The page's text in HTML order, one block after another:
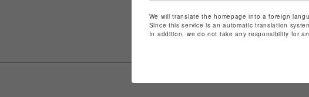
We will translate the homepage into a foreign
Since this service is an automatic translation
In addition, we do not take any responsibility for